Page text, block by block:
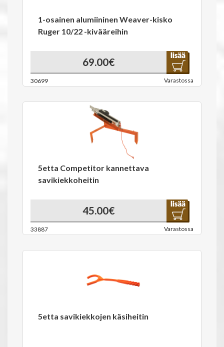
1-osainen alumiininen Weaver-kisko
Ruger 10/22 -kivääreihin
69.00€
30699 Varastossa
5etta Competitor kannettava
savikiekkoheitin
45.00€
33887 Varastossa
5etta savikiekkojen käsiheitin